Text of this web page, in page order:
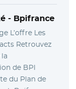
- Bpifrance
L’offre Les
Retrouvez
de BPI
du Plan de